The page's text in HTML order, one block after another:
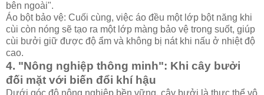
bên ngoài".
Áo bột bảo vệ: Cuối cùng, việc áo đều một lớp bột năng khi
cùi còn nóng sẽ tạo ra một lớp màng bảo vệ trong suốt, giúp
cùi bưởi giữ được độ ẩm và không bị nát khi nấu ở nhiệt độ
cao.
4. "Nông nghiệp thông minh": Khi cây bưởi
đối mặt với biến đổi khí hậu